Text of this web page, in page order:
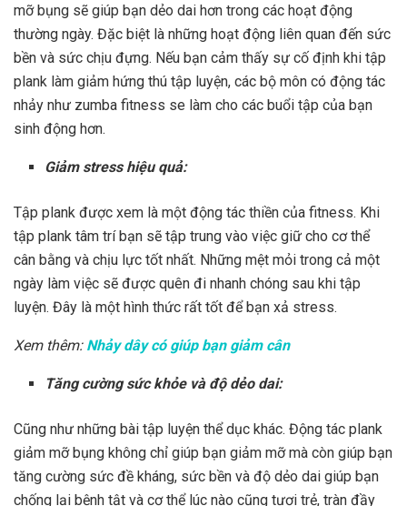
mỡ bụng sẽ giúp bạn dẻo dai hơn trong các hoạt động
thường ngày. Đặc biệt là những hoạt động liên quan đến sức
bền và sức chịu đựng. Nếu bạn cảm thấy sự cố định khi tập
plank làm giảm hứng thú tập luyện, các bộ môn có động tác
nhảy như zumba fitness se làm cho các buổi tập của bạn
sinh động hơn.
Giảm stress hiệu quả:
Tập plank được xem là một động tác thiền của fitness. Khi
tập plank tâm trí bạn sẽ tập trung vào việc giữ cho cơ thể
cân bằng và chịu lực tốt nhất. Những mệt mỏi trong cả một
ngày làm việc sẽ được quên đi nhanh chóng sau khi tập
luyện. Đây là một hình thức rất tốt để bạn xả stress.
Xem thêm: Nhảy dây có giúp bạn giảm cân
Tăng cường sức khỏe và độ dẻo dai:
Cũng như những bài tập luyện thể dục khác. Động tác plank
giảm mỡ bụng không chỉ giúp bạn giảm mỡ mà còn giúp bạn
tăng cường sức đề kháng, sức bền và độ dẻo dai giúp bạn
chống lại bệnh tật và cơ thể lúc nào cũng tươi trẻ, tràn đầy